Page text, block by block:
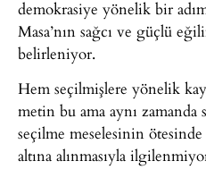
demokrasiye yönelik bir
Masa’nın sağcı ve güçlü
belirleniyor.
Hem seçilmişlere yönelik
metin bu ama aynı
seçilme meselesinin ötesinde
altına alınmasıyla